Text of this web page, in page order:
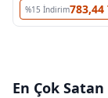
%15 İndirim783,44
En Çok Satan